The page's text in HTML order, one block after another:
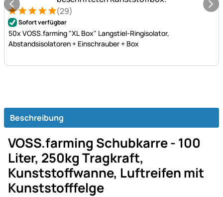
Bewertung: 5 von 5 (29 Bewertungen)
29 Bewertungen
(29)
Sofort verfügbar
50x VOSS.farming "XL Box" Langstiel-Ringisolator,
Abstandsisolatoren + Einschrauber + Box
Beschreibung
VOSS.farming Schubkarre - 100
Liter, 250kg Tragkraft,
Kunststoffwanne, Luftreifen mit
Kunststofffelge